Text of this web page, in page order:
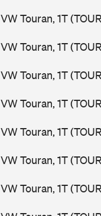
VW Touran, 1T
VW Touran, 1T
VW Touran, 1T
VW Touran, 1T
VW Touran, 1T
VW Touran, 1T
VW Touran, 1T